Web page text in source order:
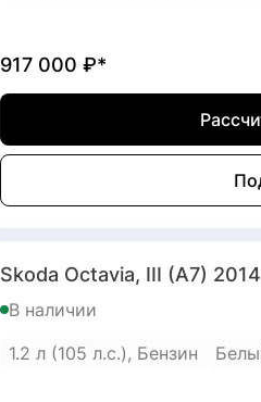
917 000 ₽*
Skoda Octavia, III (A7)
В наличии
1.2 л (105 л.с.), Бензин